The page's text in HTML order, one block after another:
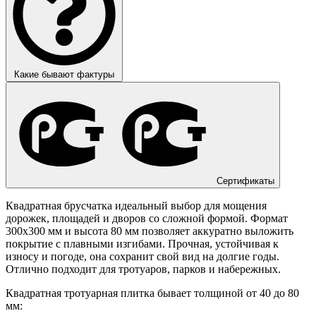
Какие бывают фактуры
Сертификаты
Квадратная брусчатка идеальный выбор для мощения
дорожек, площадей и дворов со сложной формой. Формат
300х300 мм и высота 80 мм позволяет аккуратно выложить
покрытие с плавными изгибами. Прочная, устойчивая к
износу и погоде, она сохранит свой вид на долгие годы.
Отлично подходит для тротуаров, парков и набережных.
Квадратная тротуарная плитка бывает толщиной от 40 до 80
мм: